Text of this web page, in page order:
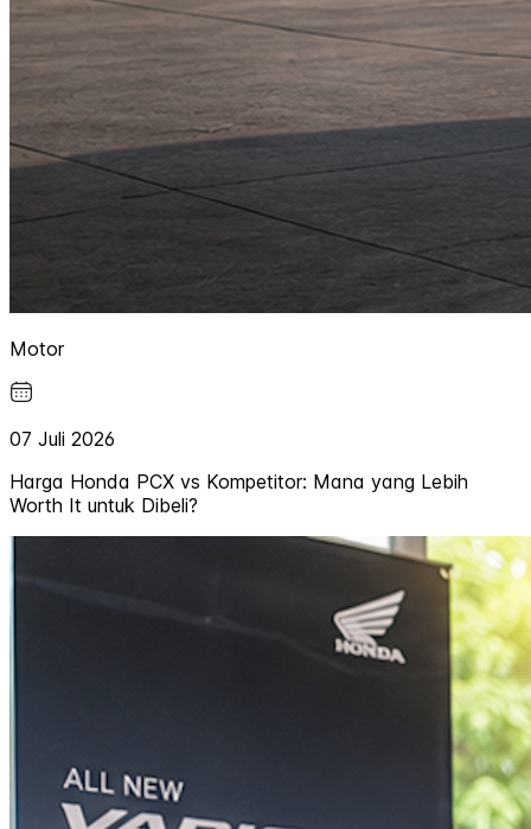
Motor
07 Juli 2026
Harga Honda PCX vs Kompetitor: Mana yang Lebih
Worth It untuk Dibeli?